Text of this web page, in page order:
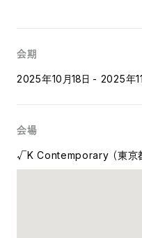
会期
2025年10月18日 - 2025年
会場
√K Contemporary （東京